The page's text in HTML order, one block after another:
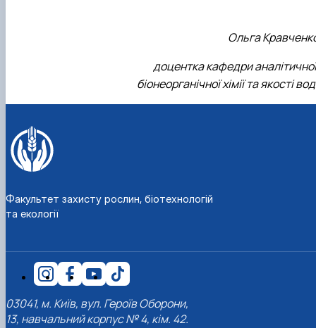
Ольга
доцентка кафедри аналітичної
біонеорганічної хімії та якості
Факультет захисту рослин, біотехнологій
та екології
03041, м. Київ, вул. Героїв Оборони,
13, навчальний корпус № 4, кім. 42.